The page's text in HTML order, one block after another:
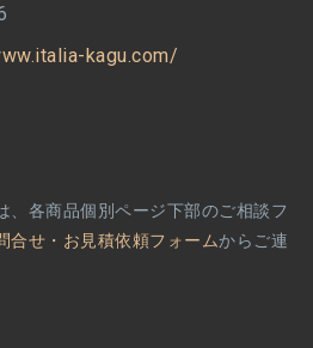
kagu.com/
、各商品個別ページ下部のご相談フ
合せ・お見積依頼フォームからご連